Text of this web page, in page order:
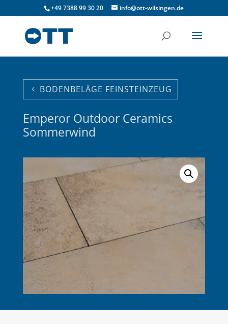
+49 7388 99 30 20 info@ott-wilsingen.de
BODENBELÄGE FEINSTEINZEUG
Emperor Outdoor Ceramics
Sommerwind